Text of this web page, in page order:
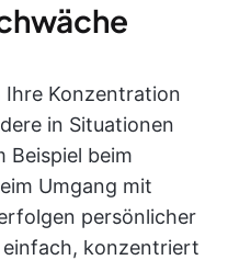
Ihre Konzentration
in Situationen
Beispiel beim
Umgang mit
persönlicher
einfach, konzentriert